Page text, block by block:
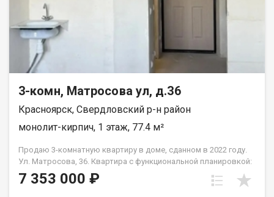
сопровождение сделки. Помощь в оформлении ипотеки.
Квартира на ключах, покажу в удобное для вас время по
договорённости.
3-комн, Матросова ул, д.36
Красноярск, Свердловский р-н район
монолит-кирпич, 1 этаж, 77.4 м²
Продаю 3-комнатную квартиру в доме, сданном в 2022 году.
Ул. Матросова, 36. Квартира с функциональной планировкой:
• три отдельные комнаты; • отдельная кухня; • два санузла.
Состояние — получистовая отделка: выполнена стяжка пола,
7 353 000 ₽